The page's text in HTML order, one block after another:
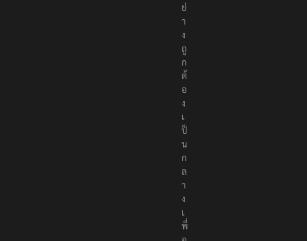
ย่
า
ง
ถู
ก
ต้
อ
ง
เ
ป็
น
ก
ล
า
ง
เ
พื่